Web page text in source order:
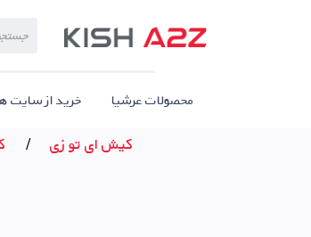
محصولات عرشیا خرید از سایت
کیش ای تو زی /